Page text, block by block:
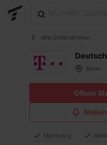
Alle Unternehmen
Bonn
Offene
Mentoring